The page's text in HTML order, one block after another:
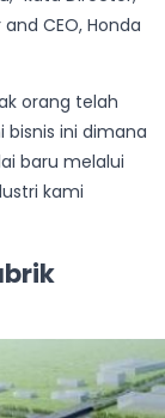
CEO, Honda
orang telah
ini dimana
baru melalui
kami